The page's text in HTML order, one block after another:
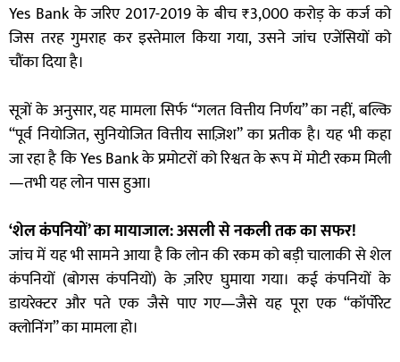
Yes Bank के जरिए 2017-2019 के बीच ₹3,000 करोड़ के कर्ज को
जिस तरह गुमराह कर इस्तेमाल किया गया, उसने जांच एजेंसियों को
चौंका दिया है।
सूत्रों के अनुसार, यह मामला सिर्फ “गलत वित्तीय निर्णय” का नहीं, बल्कि
“पूर्व नियोजित, सुनियोजित वित्तीय साज़िश” का प्रतीक है। यह भी कहा
जा रहा है कि Yes Bank के प्रमोटरों को रिश्वत के रूप में मोटी रकम मिली
—तभी यह लोन पास हुआ।
‘शेल कंपनियों’ का मायाजाल: असली से नकली तक का सफर!
जांच में यह भी सामने आया है कि लोन की रकम को बड़ी चालाकी से शेल
कंपनियों (बोगस कंपनियों) के ज़रिए घुमाया गया। कई कंपनियों के
डायरेक्टर और पते एक जैसे पाए गए—जैसे यह पूरा एक “कॉर्पोरेट
क्लोनिंग” का मामला हो।